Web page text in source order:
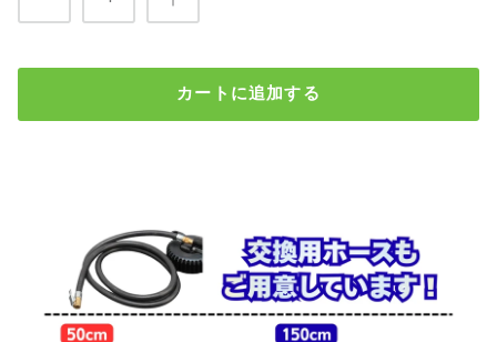
カートに追加する
¥14,480 （税込） 検索